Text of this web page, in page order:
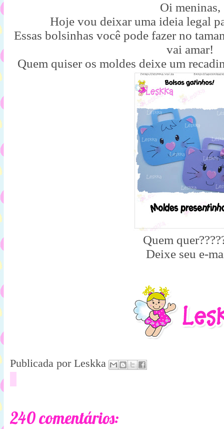
Oi meninas,
Hoje vou deixar uma ideia legal
Essas bolsinhas você pode fazer no
vai amar!
Quem quiser os moldes deixe um
Quem
Deixe seu e-
Publicada por Leskka
240 comentários: